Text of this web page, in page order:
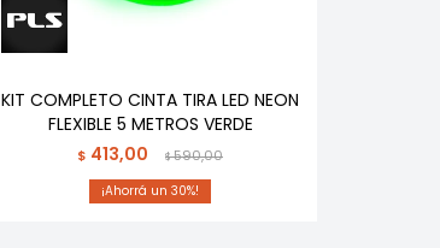
KIT COMPLETO CINTA TIRA LED NEON
FLEXIBLE 5 METROS VERDE
$ 413,00 $590,00
30